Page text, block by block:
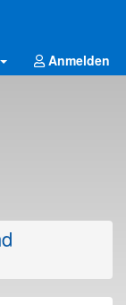
Anmelden